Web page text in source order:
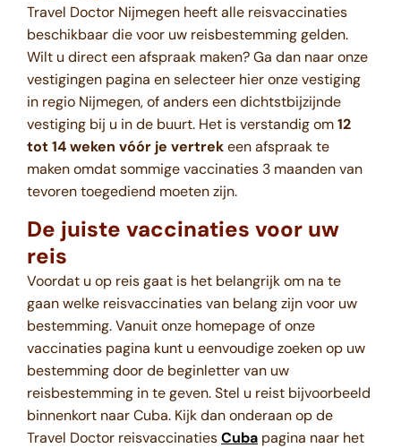
Travel Doctor Nijmegen heeft alle reisvaccinaties
beschikbaar die voor uw reisbestemming gelden.
Wilt u direct een afspraak maken? Ga dan naar onze
vestigingen pagina en selecteer hier onze vestiging
in regio Nijmegen, of anders een dichtstbijzijnde
vestiging bij u in de buurt. Het is verstandig om12
tot 14 weken vóór je vertrekeen afspraak te
maken omdat sommige vaccinaties 3 maanden van
tevoren toegediend moeten zijn.
De juiste vaccinaties voor uw
reis
Voordat u op reis gaat is het belangrijk om na te
gaan welke reisvaccinaties van belang zijn voor uw
bestemming. Vanuit onze homepage of onze
vaccinaties pagina kunt u eenvoudige zoeken op uw
bestemming door de beginletter van uw
reisbestemming in te geven. Stel u reist bijvoorbeeld
binnenkort naar Cuba. Kijk dan onderaan op de
Travel Doctor reisvaccinatiesCuba pagina naar het